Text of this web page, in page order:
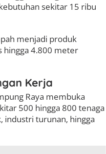
sekitar 15 ribu
menjadi produk
hingga 4.800 meter
Kerja
Raya membuka
500 hingga 800 tenaga
industri turunan, hingga